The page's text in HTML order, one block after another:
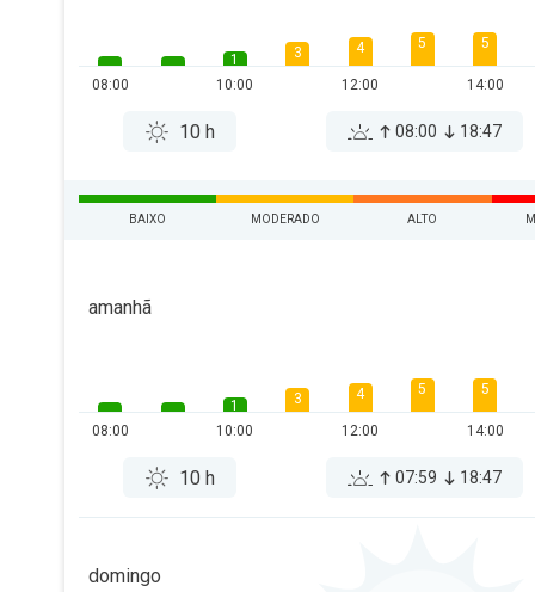
08:00
1
10:00
3 4
12:00
5 5
14:00
10 h 08:00 18:47
BAIXO MODERADO ALTO
amanhã
08:00
1
10:00
3 4
12:00
5 5
14:00
10 h 07:59 18:47
domingo